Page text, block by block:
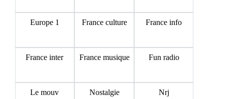
Europe 1 France culture France info
France inter France musique Fun radio
Le mouv Nostalgie Nrj